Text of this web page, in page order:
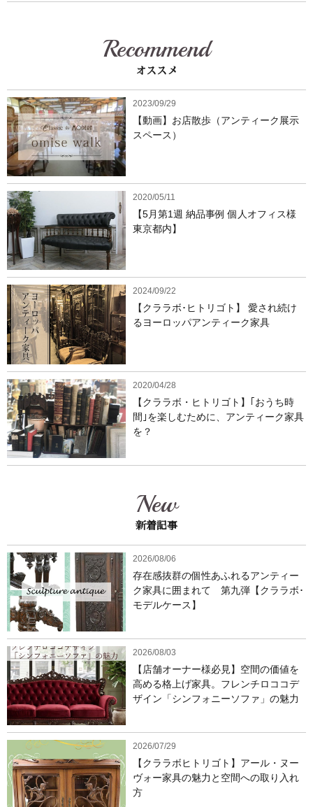
Recommend
オススメ
2023/09/29
【動画】お店散歩（アンティーク展示
スペース）
2020/05/11
【5月第1週 納品事例 個人オフィス様
東京都内】
2024/09/22
【クララボ･ヒトリゴト】 愛され続け
るヨーロッパアンティーク家具
2020/04/28
【クララボ・ヒトリゴト】｢おうち時
間｣を楽しむために、アンティーク家具
を？
New
新着記事
2026/08/06
存在感抜群の個性あふれるアンティー
ク家具に囲まれて 第九弾【クララボ･
モデルケース】
2026/08/03
【店舗オーナー様必見】空間の価値を
高める格上げ家具。フレンチロココデ
ザイン「シンフォニーソファ」の魅力
2026/07/29
【クララボヒトリゴト】アール・ヌー
ヴォー家具の魅力と空間への取り入れ
方